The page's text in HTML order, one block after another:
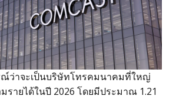
ณ์ว่าจะเป็นบริษัทโทรคมนาคมที่ใหญ่
รายได้ในปี 2026 โดยมีประมาณ 1.21